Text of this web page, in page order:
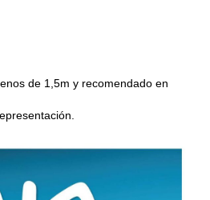
de 1,5m y recomendado en